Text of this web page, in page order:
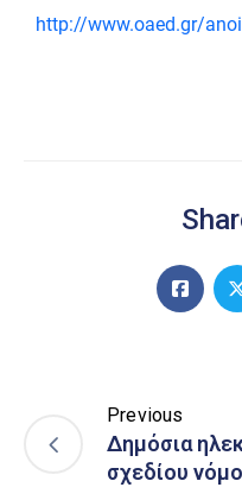
http://www.oaed.gr/
Previous
Δημόσια
σχεδίου